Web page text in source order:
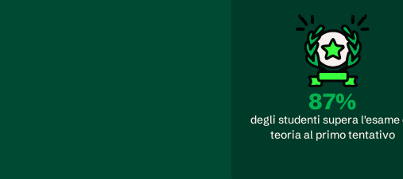
87%
degli studenti supera l'esame
teoria al primo tentativo